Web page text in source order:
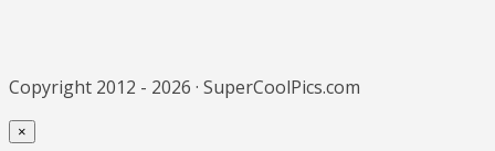
Copyright 2012 - 2026 · SuperCoolPics.com
×